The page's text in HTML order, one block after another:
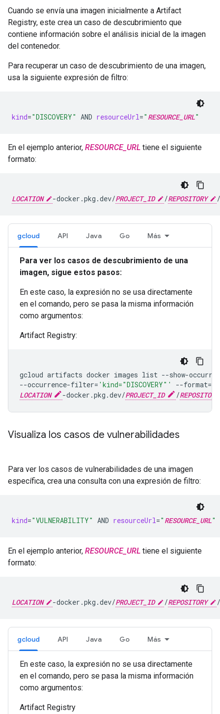
Cuando se envía una imagen inicialmente a Artifact
Registry, este crea un caso de descubrimiento que
contiene información sobre el análisis inicial de la imagen
del contenedor.
Para recuperar un caso de descubrimiento de una imagen,
usa la siguiente expresión de filtro:
kind="DISCOVERY" AND resourceUrl=" RESOURCE_URL"
En el ejemplo anterior, RESOURCE_URL tiene el siguiente
formato:
LOCATION -docker.pkg.dev/PROJECT_ID /REPOSITORY /
gcloud API Java Go Más
Para ver los casos de descubrimiento de una
imagen, sigue estos pasos:
En este caso, la expresión no se usa directamente
en el comando, pero se pasa la misma información
como argumentos:
Artifact Registry:
gcloud artifacts docker images list --show-
--occurrence-filter= 'kind="DISCOVERY"' --format=
LOCATION
-docker.pkg.dev/PROJECT_ID /REPOSITORY
Visualiza los casos de vulnerabilidades
Para ver los casos de vulnerabilidades de una imagen
específica, crea una consulta con una expresión de filtro:
kind="VULNERABILITY" AND resourceUrl=" RESOURCE_URL"
En el ejemplo anterior, RESOURCE_URL tiene el siguiente
formato:
LOCATION -docker.pkg.dev/PROJECT_ID /REPOSITORY /
gcloud API Java Go Más
En este caso, la expresión no se usa directamente
en el comando, pero se pasa la misma información
como argumentos:
Artifact Registry